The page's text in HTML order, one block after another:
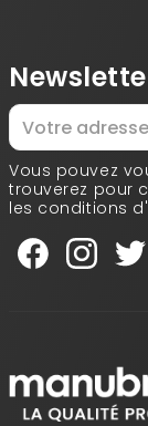
Vous pouvez
trouverez pour
les conditions